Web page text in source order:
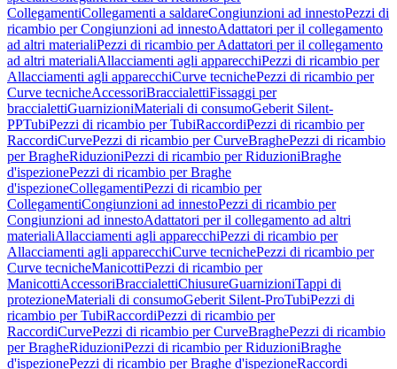
CollegamentiCollegamenti a saldareCongiunzioni ad innestoPezzi di
ricambio per Congiunzioni ad innestoAdattatori per il collegamento
ad altri materialiPezzi di ricambio per Adattatori per il collegamento
ad altri materialiAllacciamenti agli apparecchiPezzi di ricambio per
Allacciamenti agli apparecchiCurve tecnichePezzi di ricambio per
Curve tecnicheAccessoriBraccialettiFissaggi per
braccialettiGuarnizioniMateriali di consumoGeberit Silent-
PPTubiPezzi di ricambio per TubiRaccordiPezzi di ricambio per
RaccordiCurvePezzi di ricambio per CurveBraghePezzi di ricambio
per BragheRiduzioniPezzi di ricambio per RiduzioniBraghe
d'ispezionePezzi di ricambio per Braghe
d'ispezioneCollegamentiPezzi di ricambio per
CollegamentiCongiunzioni ad innestoPezzi di ricambio per
Congiunzioni ad innestoAdattatori per il collegamento ad altri
materialiAllacciamenti agli apparecchiPezzi di ricambio per
Allacciamenti agli apparecchiCurve tecnichePezzi di ricambio per
Curve tecnicheManicottiPezzi di ricambio per
ManicottiAccessoriBraccialettiChiusureGuarnizioniTappi di
protezioneMateriali di consumoGeberit Silent-ProTubiPezzi di
ricambio per TubiRaccordiPezzi di ricambio per
RaccordiCurvePezzi di ricambio per CurveBraghePezzi di ricambio
per BragheRiduzioniPezzi di ricambio per RiduzioniBraghe
d'ispezionePezzi di ricambio per Braghe d'ispezioneRaccordi